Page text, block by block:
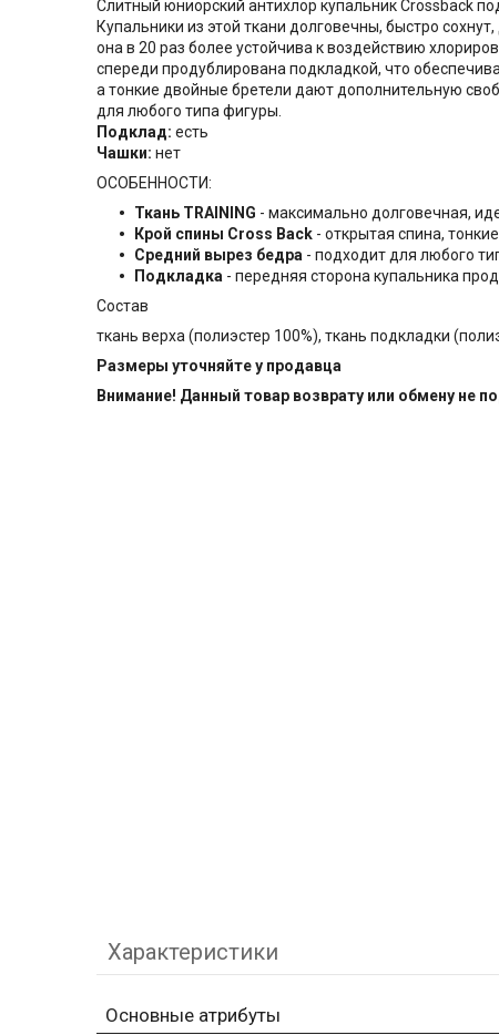
Слитный юниорский антихлор купальник Crossback
Купальники из этой ткани долговечны, быстро
она в 20 раз более устойчива к воздействию
спереди продублирована подкладкой, что
а тонкие двойные бретели дают дополнительную
для любого типа фигуры.
Подклад: есть
Чашки: нет
ОСОБЕННОСТИ:
Ткань TRAINING - максимально долговечная,
Крой спины Cross Back - открытая спина,
Средний вырез бедра - подходит для любого
Подкладка - передняя сторона купальника
Состав
ткань верха (полиэстер 100%), ткань подкладки
Размеры уточняйте у продавца
Внимание! Данный товар возврату или обмену не
Характеристики
Основные атрибуты